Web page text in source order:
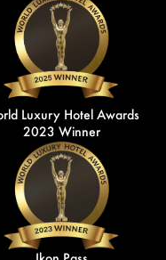
Luxury Hotel Awards
2023 Winner